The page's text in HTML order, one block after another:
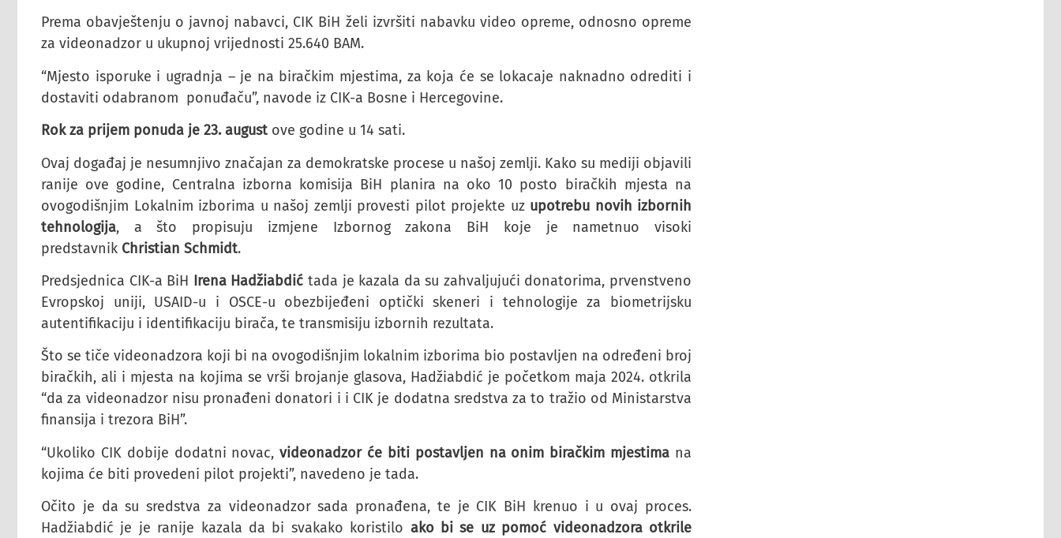
Prema obavještenju o javnoj nabavci, CIK BiH želi izvršiti nabavku video opreme, odnosno opreme
za videonadzor u ukupnoj vrijednosti 25.640 BAM.
“Mjesto isporuke i ugradnja – je na biračkim mjestima, za koja će se lokacaje naknadno odrediti i
dostaviti odabranom ponuđaču”, navode iz CIK-a Bosne i Hercegovine.
Rok za prijem ponuda je 23. august ove godine u 14 sati.
Ovaj događaj je nesumnjivo značajan za demokratske procese u našoj zemlji. Kako su mediji objavili
ranije ove godine, Centralna izborna komisija BiH planira na oko 10 posto biračkih mjesta na
ovogodišnjim Lokalnim izborima u našoj zemlji provesti pilot projekte uz upotrebu novih izbornih
tehnologija, a što propisuju izmjene Izbornog zakona BiH koje je nametnuo visoki
predstavnik Christian Schmidt.
Predsjednica CIK-a BiH Irena Hadžiabdić tada je kazala da su zahvaljujući donatorima, prvenstveno
Evropskoj uniji, USAID-u i OSCE-u obezbijeđeni optički skeneri i tehnologije za biometrijsku
autentifikaciju i identifikaciju birača, te transmisiju izbornih rezultata.
Što se tiče videonadzora koji bi na ovogodišnjim lokalnim izborima bio postavljen na određeni broj
biračkih, ali i mjesta na kojima se vrši brojanje glasova, Hadžiabdić je početkom maja 2024. otkrila
“da za videonadzor nisu pronađeni donatori i i CIK je dodatna sredstva za to tražio od Ministarstva
finansija i trezora BiH”.
“Ukoliko CIK dobije dodatni novac,videonadzor će biti postavljen na onim biračkim mjestima na
kojima će biti provedeni pilot projekti”, navedeno je tada.
Očito je da su sredstva za videonadzor sada pronađena, te je CIK BiH krenuo i u ovaj proces.
Hadžiabdić je je ranije kazala da bi svakako koristilo ako bi se uz pomoć videonadzora otkrile